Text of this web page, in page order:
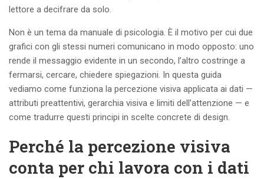
lettore a decifrare da solo.
Non è un tema da manuale di psicologia. È il motivo per cui due
grafici con gli stessi numeri comunicano in modo opposto: uno
rende il messaggio evidente in un secondo, l’altro costringe a
fermarsi, cercare, chiedere spiegazioni. In questa guida
vediamo come funziona la percezione visiva applicata ai dati —
attributi preattentivi, gerarchia visiva e limiti dell’attenzione — e
come tradurre questi principi in scelte concrete di design.
Perché la percezione visiva
conta per chi lavora con i dati